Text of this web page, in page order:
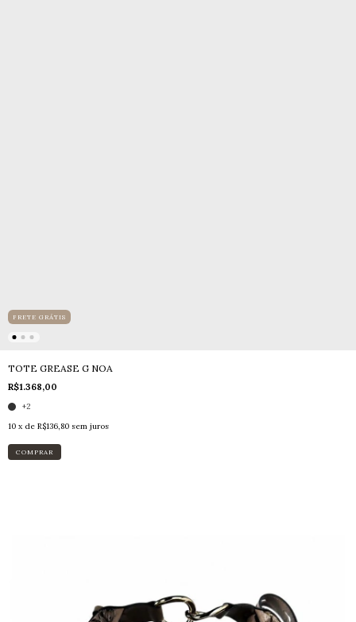
FRETE GRÁTIS
TOTE GREASE G NOA
R$1.368,00
+2
10 x de R$136,80 sem juros
COMPRAR